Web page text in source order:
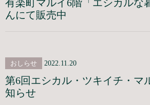
有楽町マルイ6階「エシカルな
んにて販売中
おしらせ 2022.11.20
第6回エシカル・ツキイチ・マ
知らせ